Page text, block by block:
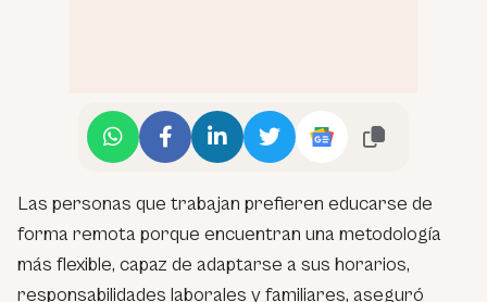
Las personas que trabajan prefieren educarse de
forma remota porque encuentran una metodología
más flexible, capaz de adaptarse a sus horarios,
responsabilidades laborales y familiares, aseguró